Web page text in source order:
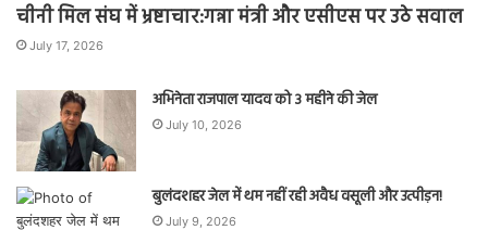
चीनी मिल संघ में भ्रष्टाचार:गन्ना मंत्री और एसीएस पर उठे सवाल
July 17, 2026
अभिनेता राजपाल यादव को 3 महीने की जेल
July 10, 2026
बुलंदशहर जेल में थम नहीं रही अवैध वसूली और उत्पीड़न!
July 9, 2026